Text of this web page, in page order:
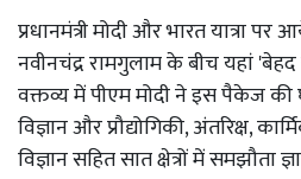
प्रधानमंत्री मोदी और भारत यात्रा पर
नवीनचंद्र रामगुलाम के बीच यहां
वक्तव्य में पीएम मोदी ने इस पैकेज की
विज्ञान और प्रौद्योगिकी, अंतरिक्ष,
विज्ञान सहित सात क्षेत्रों में समझौता